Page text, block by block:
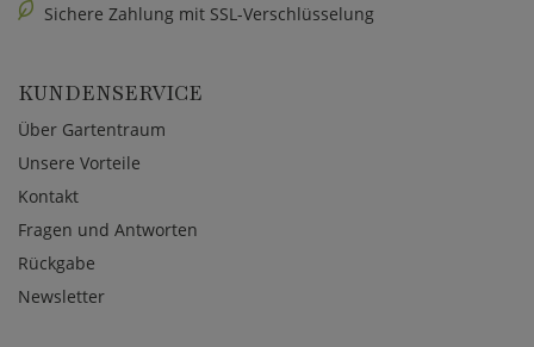
Sichere Zahlung mit SSL-Verschlüsselung
KUNDENSERVICE
Über Gartentraum
Unsere Vorteile
Kontakt
Fragen und Antworten
Rückgabe
Newsletter